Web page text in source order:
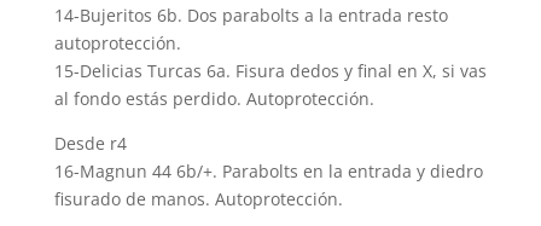
14-Bujeritos 6b. Dos parabolts a la entrada resto
autoprotección.
15-Delicias Turcas 6a. Fisura dedos y final en X, si vas
al fondo estás perdido. Autoprotección.
Desde r4
16-Magnun 44 6b/+. Parabolts en la entrada y diedro
fisurado de manos. Autoprotección.